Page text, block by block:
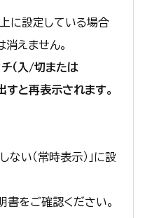
に設定している場合
えません。
（入/切または
と再表示されます。
ない（常時表示）」に設
をご確認ください。